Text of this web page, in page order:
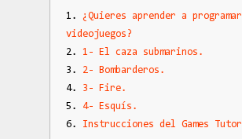
¿Quieres aprender a programar
videojuegos?
1- El caza submarinos.
2- Bombarderos.
3- Fire.
4- Esquís.
Instrucciones del Games Tutor